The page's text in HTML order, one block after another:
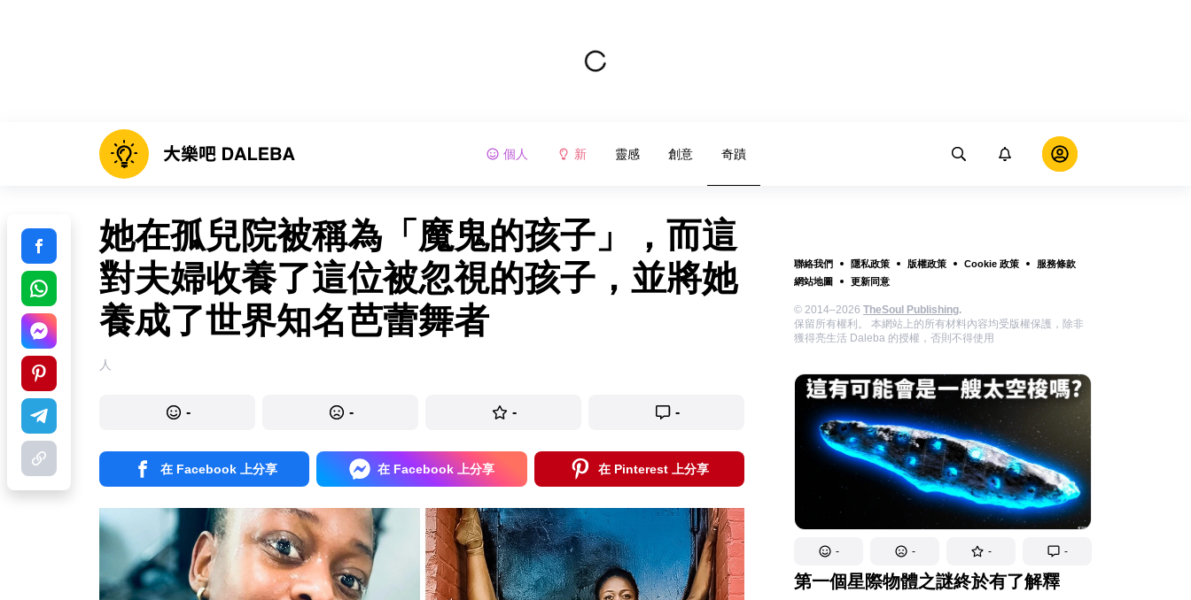
個人 新 靈感 創意 奇蹟
聯絡我們 隱私政策 版權政策 Cookie 政策
服務條款
網站地圖
更新同意
© 2014–2026 TheSoul Publishing.
保留所有權利。 本網站上的所有材料內容均受版權保護，除非
獲得亮生活 Daleba 的授權，否則不得使用
- - - -
第一個星際物體之謎終於有了解釋
她在孤兒院被稱為「魔鬼的孩子」，而這
對夫婦收養了這位被忽視的孩子，並將她
養成了世界知名芭蕾舞者
人
- - - -
在 Facebook 上分享 在 Facebook 上分享 在 Pinterest 上分享